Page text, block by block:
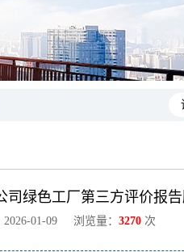
司绿色工厂第三方评价报
2026-01-09 浏览量： 3270 次